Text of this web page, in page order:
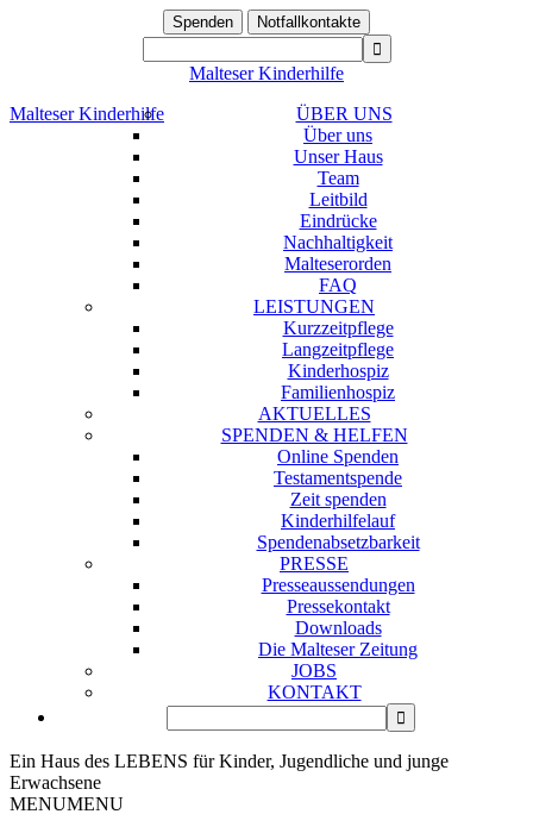
Spenden Notfallkontakte
Malteser Kinderhilfe
Malteser Kinderhilfe
ÜBER UNS
Über uns
Unser Haus
Team
Leitbild
Eindrücke
Nachhaltigkeit
Malteserorden
FAQ
LEISTUNGEN
Kurzzeitpflege
Langzeitpflege
Kinderhospiz
Familienhospiz
AKTUELLES
SPENDEN & HELFEN
Online Spenden
Testamentspende
Zeit spenden
Kinderhilfelauf
Spendenabsetzbarkeit
PRESSE
Presseaussendungen
Pressekontakt
Downloads
Die Malteser Zeitung
JOBS
KONTAKT
Ein Haus des LEBENS für Kinder, Jugendliche und junge
Erwachsene
MENUMENU